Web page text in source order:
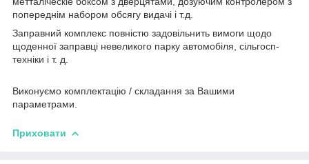
попереднім набором обсягу видачі і т.д.
Заправний комплекс повністю задовільнить вимоги щодо
щоденної заправці невеликого парку автомобіля, сільгосп-
техніки і т. д.
Виконуємо комплектацію / складання за Вашими
параметрами.
Приховати